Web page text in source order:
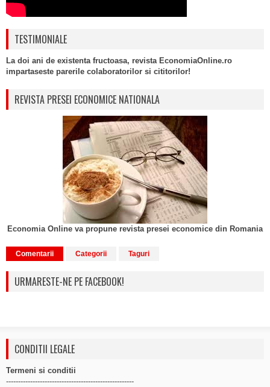
TESTIMONIALE
La doi ani de existenta fructoasa, revista EconomiaOnline.ro
impartaseste parerile colaboratorilor si cititorilor!
REVISTA PRESEI ECONOMICE NATIONALA
Economia Online va propune revista presei economice din Romania
Comentarii Categorii Taguri
URMARESTE-NE PE FACEBOOK!
CONDITII LEGALE
Termeni si conditii
-----------------------------------------------------